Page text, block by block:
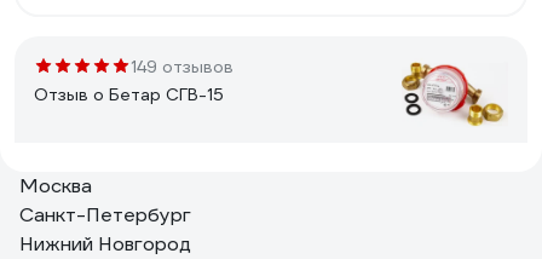
проблем, не считая треснувшей накидной гайки.
149 отзывов
Отзыв о Бетар СГВ-15
Валерий К.
Работает и на горячей воде и на холодной. Надёжный
бренд.
Москва
Санкт-Петербург
Нижний Новгород